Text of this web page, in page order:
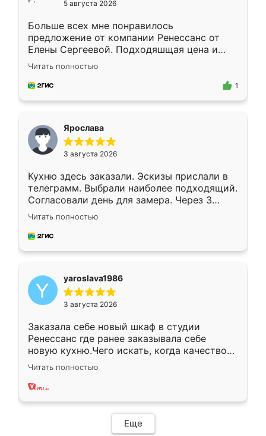
5 августа 2026
Больше всех мне понравилось
предложение от компании Ренессанс от
Елены Сергеевой. Подходяшщая цена и
короткие сроки изготовления. Приехавший
для замера сотрудник Владислав
предложил по моему эскизу самый
Читать полностью
1
Ярослава
3 августа 2026
Кухню здесь заказали. Эскизы прислали в
телеграмм. Выбрали наиболее подходящий.
Согласовали день для замера. Через 3
недели кухня была уже готова. Остались
довольны работой. Спасибо Ренессанс
мебель за качественную работу!
Читать полностью
yaroslava1986
3 августа 2026
Заказала себе новый шкаф в студии
Ренессанс где ранее заказывала себе
новую кухню.Чего искать, когда качеством
вполне довольна. Служит кухня уже почти
два года, нареканий нет.
Читать полностью
Еще